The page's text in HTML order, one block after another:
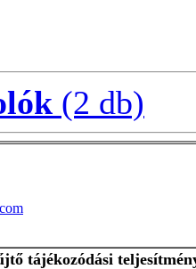
(2 db)
tájékozódási